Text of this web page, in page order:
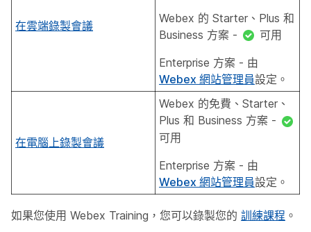
在雲端錄製會議
Webex 的 Starter、Plus 和
Business 方案 -
可用
Enterprise 方案 - 由
Webex 網站管理員設定。
在電腦上錄製會議
Webex 的免費、Starter、
Plus 和 Business 方案 -
可用
Enterprise 方案 - 由
Webex 網站管理員設定。
如果您使用 Webex Training，您可以錄製您的 訓練課程 。